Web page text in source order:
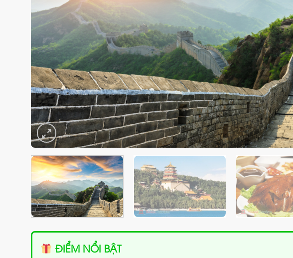
ĐIỂM NỔI BẬT